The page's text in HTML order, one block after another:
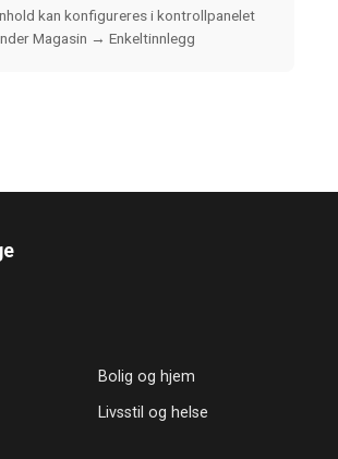
kan konfigureres i kontrollpanelet
Magasin → Enkeltinnlegg
Bolig og hjem
Livsstil og helse